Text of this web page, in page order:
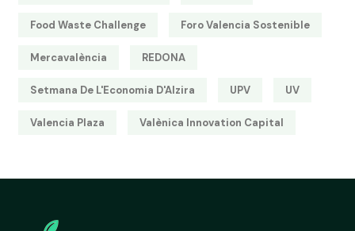
Food Waste Challenge Foro Valencia Sostenible
Mercavalència REDONA
Setmana De L'Economia D'Alzira UPV UV
Valencia Plaza Valènica Innovation Capital